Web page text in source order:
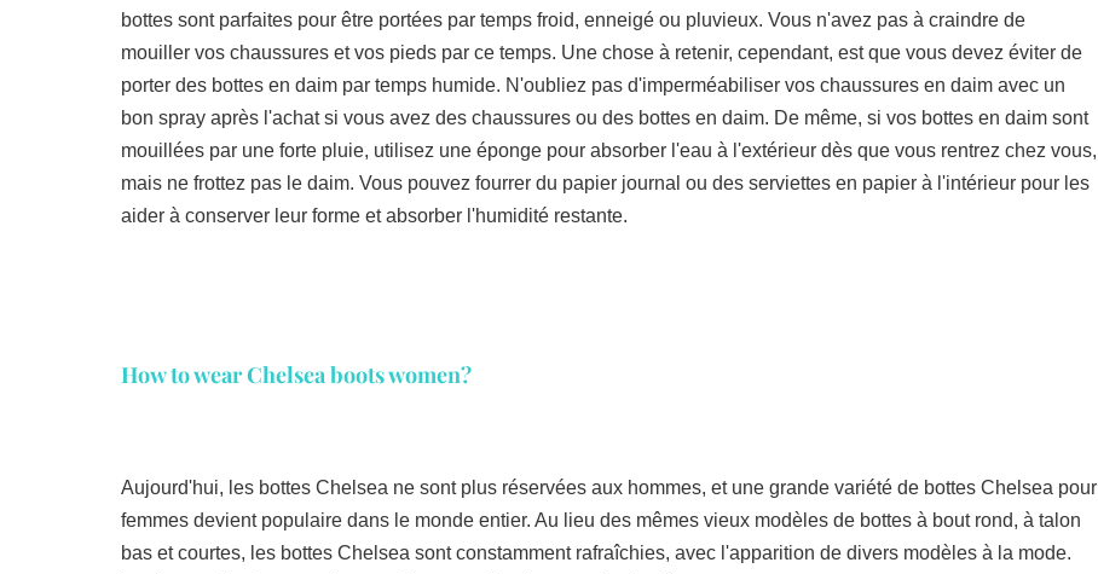
bottes sont parfaites pour être portées par temps froid, enneigé ou pluvieux. Vous n'avez pas à craindre de
mouiller vos chaussures et vos pieds par ce temps. Une chose à retenir, cependant, est que vous devez éviter de
porter des bottes en daim par temps humide. N'oubliez pas d'imperméabiliser vos chaussures en daim avec un
bon spray après l'achat si vous avez des chaussures ou des bottes en daim. De même, si vos bottes en daim sont
mouillées par une forte pluie, utilisez une éponge pour absorber l'eau à l'extérieur dès que vous rentrez chez vous,
mais ne frottez pas le daim. Vous pouvez fourrer du papier journal ou des serviettes en papier à l'intérieur pour les
aider à conserver leur forme et absorber l'humidité restante.
How to wear Chelsea boots women?
Aujourd'hui, les bottes Chelsea ne sont plus réservées aux hommes, et une grande variété de bottes Chelsea pour
femmes devient populaire dans le monde entier. Au lieu des mêmes vieux modèles de bottes à bout rond, à talon
bas et courtes, les bottes Chelsea sont constamment rafraîchies, avec l'apparition de divers modèles à la mode.